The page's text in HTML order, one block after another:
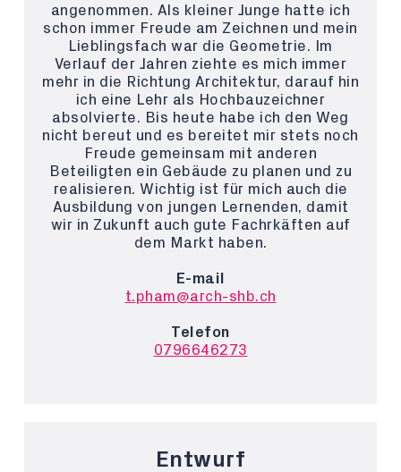
angenommen. Als kleiner Junge hatte ich
schon immer Freude am Zeichnen und mein
Lieblingsfach war die Geometrie. Im
Verlauf der Jahren ziehte es mich immer
mehr in die Richtung Architektur, darauf hin
ich eine Lehr als Hochbauzeichner
absolvierte. Bis heute habe ich den Weg
nicht bereut und es bereitet mir stets noch
Freude gemeinsam mit anderen
Beteiligten ein Gebäude zu planen und zu
realisieren. Wichtig ist für mich auch die
Ausbildung von jungen Lernenden, damit
wir in Zukunft auch gute Fachrkäften auf
dem Markt haben.
E-mail
t.pham@arch-shb.ch
Telefon
0796646273
Entwurf